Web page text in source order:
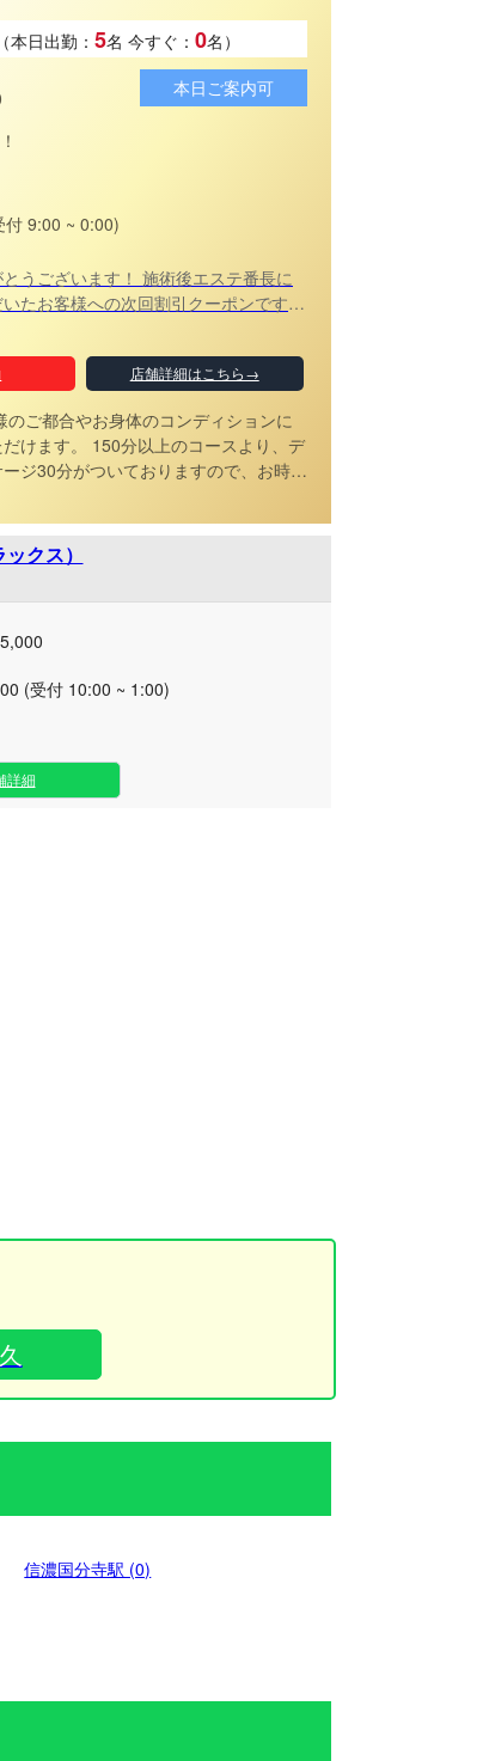
本日出勤： 5名 今すぐ： 0名）
9:00 ~ 0:00)
本日ご案内可
うございます！ 施術後エステ番長に
たお客様への次回割引クーポンです！
用日又は投稿日と担当
の割引サービスと併用
店舗詳細はこちら→
のご都合やお身体のコンディションに
のコースより、デ
ジ30分がついておりますので、お時間
心して
クス）
(受付 10:00 ~ 1:00)
詳細
信濃国分寺駅 (0)